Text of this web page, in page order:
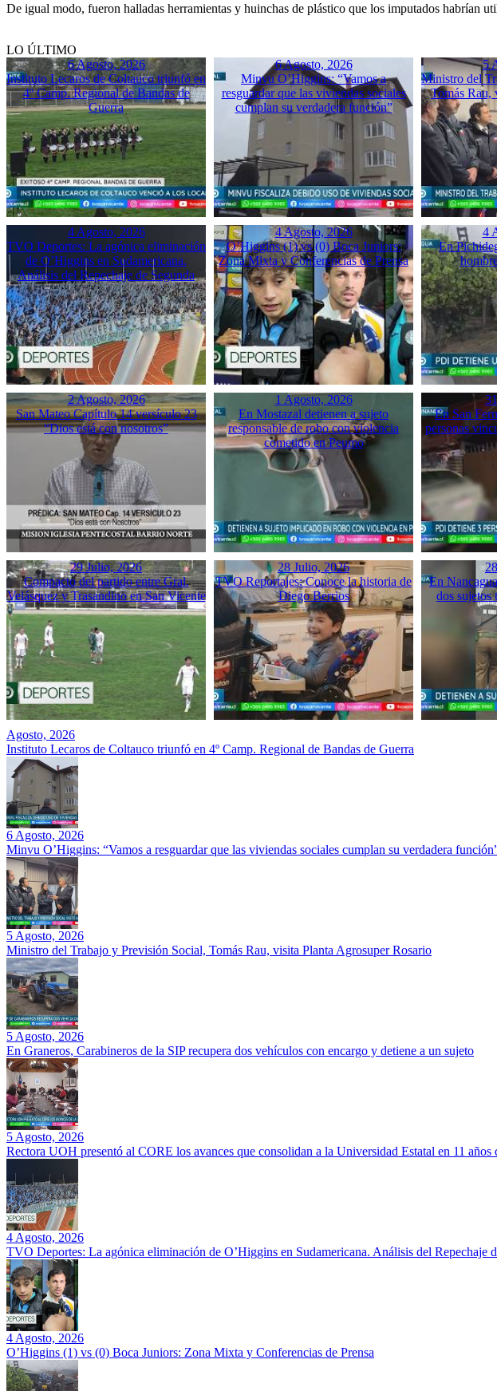
De igual modo, fueron halladas herramientas y huinchas de plástico que los imputados habrían
LO ÚLTIMO
6 Agosto, 2026
Instituto Lecaros de Coltauco triunfó en
4º Camp. Regional de Bandas de
Guerra
6 Agosto, 2026
Minvu O’Higgins: “Vamos a
resguardar que las viviendas sociales
cumplan su verdadera función”
5
Ministro del
Tomás Rau,
4 Agosto, 2026
TVO Deportes: La agónica eliminación
de O’Higgins en Sudamericana.
Análisis del Repechaje de Segunda
4 Agosto, 2026
O’Higgins (1) vs (0) Boca Juniors:
Zona Mixta y Conferencias de Prensa
4
En
2 Agosto, 2026
San Mateo Capítulo 14 versículo 23
“Dios está con nosotros”
1 Agosto, 2026
En Mostazal detienen a sujeto
responsable de robo con violencia
cometido en Peumo
En San
personas
29 Julio, 2026
Compacto del partido entre Gral.
Velásquez y Trasandino en San Vicente
28 Julio, 2026
TVO Reportajes: Conoce la historia de
Diego Berrios
En
dos sujetos
Agosto, 2026
Instituto Lecaros de Coltauco triunfó en 4º Camp. Regional de Bandas de Guerra
6 Agosto, 2026
Minvu O’Higgins: “Vamos a resguardar que las viviendas sociales cumplan su verdadera
5 Agosto, 2026
Ministro del Trabajo y Previsión Social, Tomás Rau, visita Planta Agrosuper Rosario
5 Agosto, 2026
En Graneros, Carabineros de la SIP recupera dos vehículos con encargo y detiene a un sujeto
5 Agosto, 2026
Rectora UOH presentó al CORE los avances que consolidan a la Universidad Estatal en 11 años
4 Agosto, 2026
TVO Deportes: La agónica eliminación de O’Higgins en Sudamericana. Análisis del Repechaje
4 Agosto, 2026
O’Higgins (1) vs (0) Boca Juniors: Zona Mixta y Conferencias de Prensa